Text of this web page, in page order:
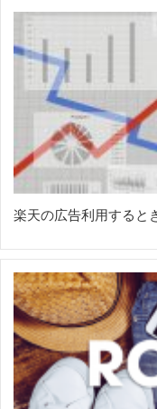
楽天の広告利用すると